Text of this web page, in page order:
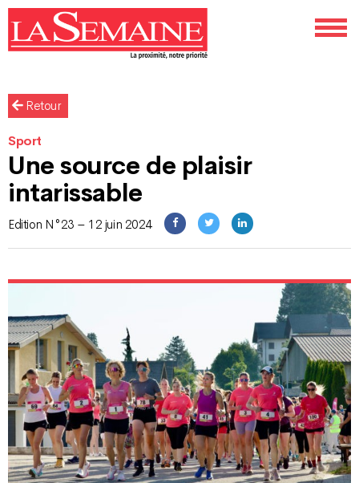
Retour
Sport
Une source de plaisir
intarissable
Edition N°23 – 12 juin 2024